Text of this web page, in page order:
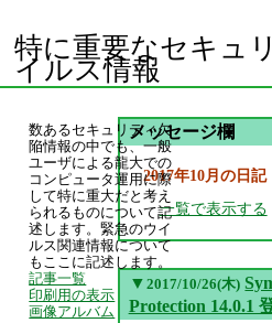
特に重要なセキュ
イルス情報
メッセージ欄
2017年10月の日記
一覧で表示する
▼ 2017/10/26(木)
Protection 14.0.1
数あるセキュリティ欠
陥情報の中でも、一般
ユーザによる龍大での
コンピュータ運用に際
して特に重大だと考え
られるものについて記
述します。緊急のウイ
ルス関連情報について
もここに記述します。
記事一覧
印刷用の表示
画像アルバム